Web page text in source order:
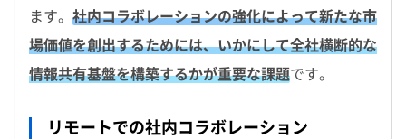
ます。 社内コラボレーションの強化によって新たな市
場価値を創出するためには、いかにして全社横断的な
情報共有基盤を構築するかが重要な課題です。
リモートでの社内コラボレーション